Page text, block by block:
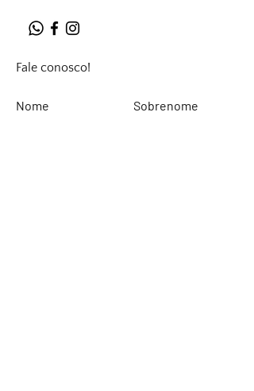
Fale conosco!
Nome Sobrenome